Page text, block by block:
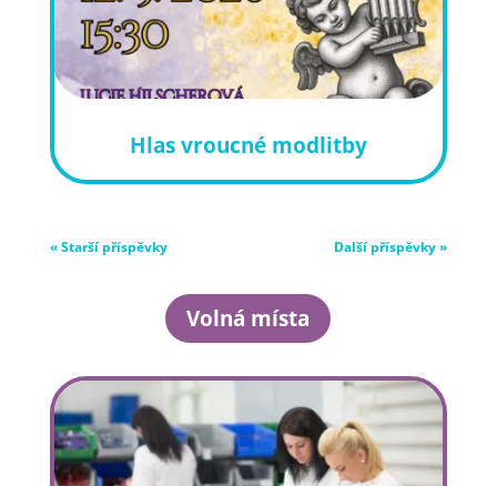
Hlas vroucné modlitby
« Starší příspěvky Další příspěvky »
Volná místa